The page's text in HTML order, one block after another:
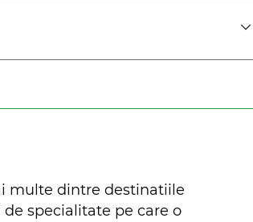
multe dintre destinatiile
specialitate pe care o